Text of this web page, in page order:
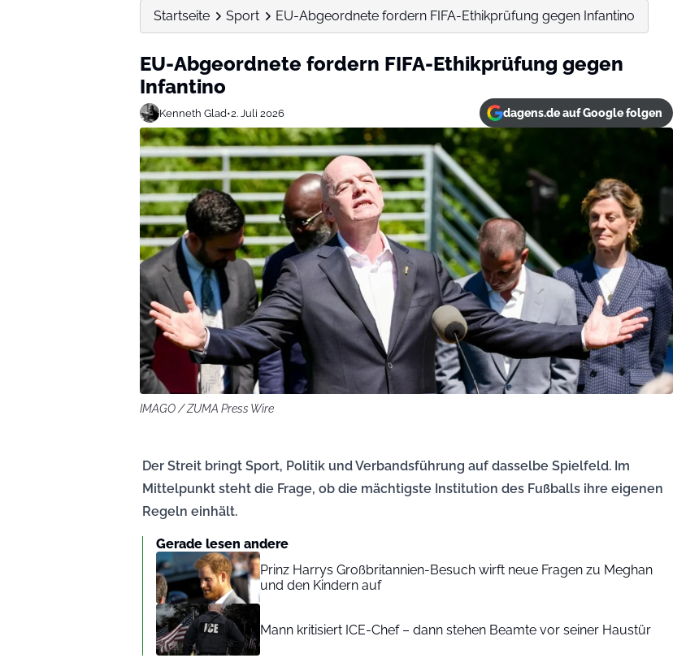
Startseite Sport EU-Abgeordnete fordern FIFA-Ethikprüfung gegen Infantino
EU-Abgeordnete fordern FIFA-Ethikprüfung gegen
Infantino
Kenneth Glad•2. Juli 2026 dagens.de auf Google folgen
IMAGO / ZUMA Press Wire
Der Streit bringt Sport, Politik und Verbandsführung auf dasselbe Spielfeld. Im
Mittelpunkt steht die Frage, ob die mächtigste Institution des Fußballs ihre eigenen
Regeln einhält.
Gerade lesen andere
Prinz Harrys Großbritannien-Besuch wirft neue Fragen zu Meghan
und den Kindern auf
Mann kritisiert ICE-Chef – dann stehen Beamte vor seiner Haustür